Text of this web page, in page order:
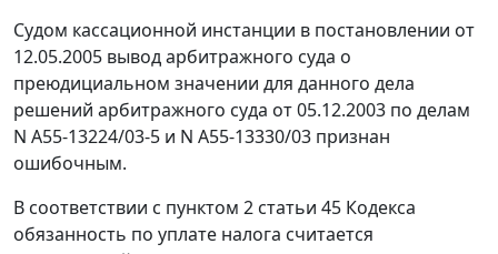
Судом кассационной инстанции в постановлении от
12.05.2005 вывод арбитражного суда о
преюдициальном значении для данного дела
решений арбитражного суда от 05.12.2003 по делам
N А55-13224/03-5 и N А55-13330/03 признан
ошибочным.
В соответствии с пунктом 2 статьи 45 Кодекса
обязанность по уплате налога считается